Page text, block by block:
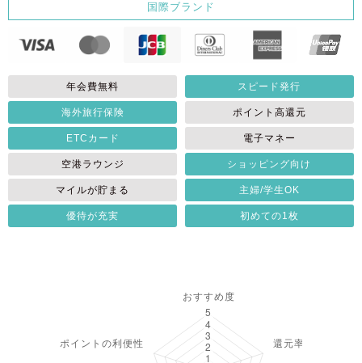
国際ブランド
年会費無料 スピード発行
海外旅行保険 ポイント高還元
ETCカード 電子マネー
空港ラウンジ ショッピング向け
マイルが貯まる 主婦/学生OK
優待が充実 初めての1枚